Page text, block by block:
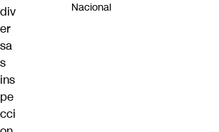
div
er
sa
s
ins
pe
cci
Nacional